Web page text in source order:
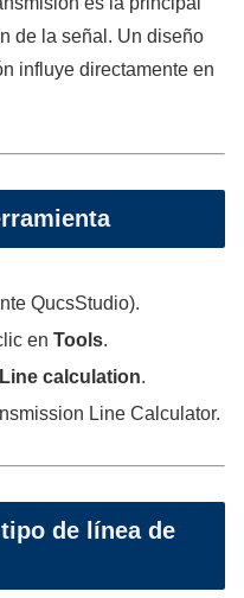
de la señal. Un diseño
influye directamente en
QucsStudio).
enTools.
Line calculation.
Line Calculator.
de línea de